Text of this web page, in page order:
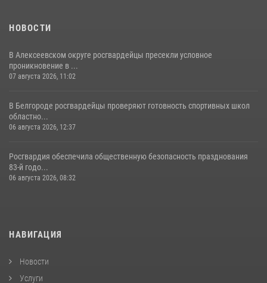
НОВОСТИ
В Алексеевском округе росгвардейцы пресекли условное
проникновение в ...
07 августа 2026, 11:02
В Белгороде росгвардейцы проверяют готовность спортивных школ
областно...
06 августа 2026, 12:37
Росгвардия обеспечила общественную безопасность празднования
83-й годо...
06 августа 2026, 08:32
НАВИГАЦИЯ
Новости
Услуги